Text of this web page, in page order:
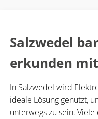
Salzwedel
erkunden
In Salzwedel wird
ideale Lösung genutzt,
unterwegs zu sein.